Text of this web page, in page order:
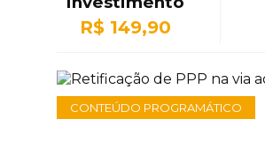
R$ 149,90
CONTEÚDO PROGRAMÁTICO